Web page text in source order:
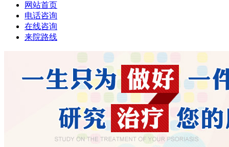
网站首页
电话咨询
在线咨询
来院路线